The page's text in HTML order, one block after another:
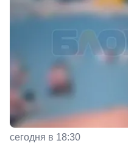
сегодня в 18:30